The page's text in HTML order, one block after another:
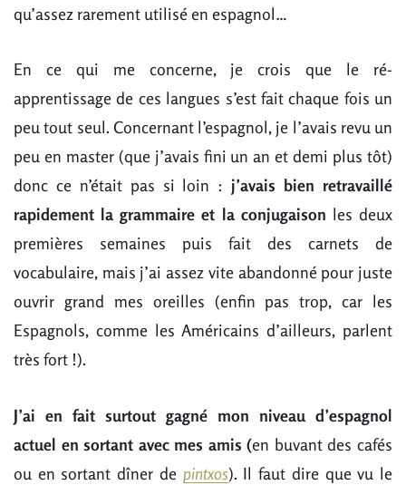
qu’assez rarement utilisé en espagnol…
En ce qui me concerne, je crois que le ré-
apprentissage de ces langues s’est fait chaque fois un
peu tout seul. Concernant l’espagnol, je l’avais revu un
peu en master (que j’avais fini un an et demi plus tôt)
donc ce n’était pas si loin : j’avais bien retravaillé
rapidement la grammaire et la conjugaison les deux
premières semaines puis fait des carnets de
vocabulaire, mais j’ai assez vite abandonné pour juste
ouvrir grand mes oreilles (enfin pas trop, car les
Espagnols, comme les Américains d’ailleurs, parlent
très fort !).
J’ai en fait surtout gagné mon niveau d’espagnol
actuel en sortant avec mes amis (en buvant des cafés
ou en sortant dîner de pintxos). Il faut dire que vu le